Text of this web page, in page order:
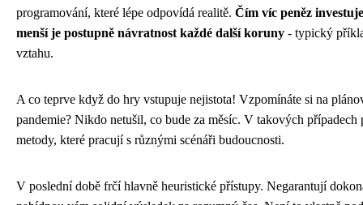
programování, které lépe odpovídá realitě. Čím víc peněz
menší je postupně návratnost každé další koruny - typický
vztahu.
A co teprve když do hry vstupuje nejistota! Vzpomínáte si na
pandemie? Nikdo netušil, co bude za měsíc. V takových případech
metody, které pracují s různými scénáři budoucnosti.
V poslední době frčí hlavně heuristické přístupy. Negarantují